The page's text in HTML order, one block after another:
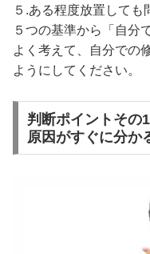
５.ある程度放置して
５つの基準から「自分
よく考えて、自分での
ようにしてください。
判断ポイントその
原因がすぐに分か